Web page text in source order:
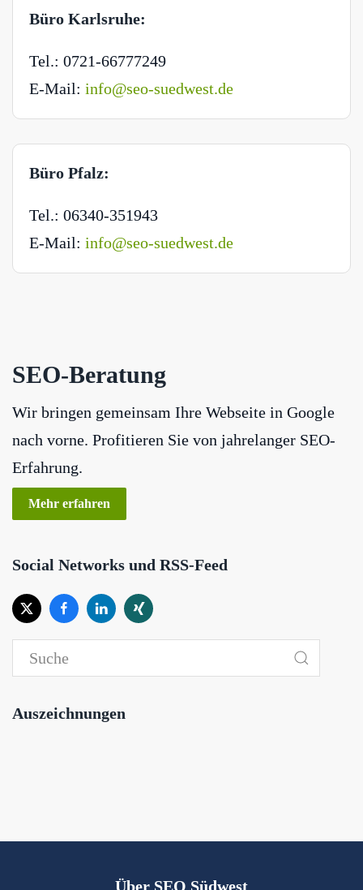
Büro Karlsruhe:
Tel.: 0721-66777249
E-Mail: info@seo-suedwest.de
Büro Pfalz:
Tel.: 06340-351943
E-Mail: info@seo-suedwest.de
SEO-Beratung
Wir bringen gemeinsam Ihre Webseite in Google
nach vorne. Profitieren Sie von jahrelanger SEO-
Erfahrung.
Mehr erfahren
Social Networks und RSS-Feed
Auszeichnungen
Über SEO Südwest